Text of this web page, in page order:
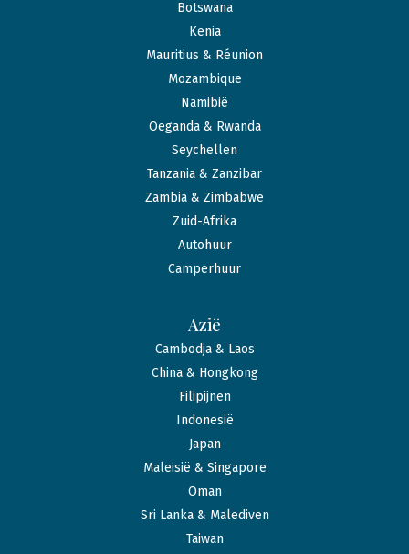
Botswana
Kenia
Mauritius & Réunion
Mozambique
Namibië
Oeganda & Rwanda
Seychellen
Tanzania & Zanzibar
Zambia & Zimbabwe
Zuid-Afrika
Autohuur
Camperhuur
Azië
Cambodja & Laos
China & Hongkong
Filipijnen
Indonesië
Japan
Maleisië & Singapore
Oman
Sri Lanka & Malediven
Taiwan